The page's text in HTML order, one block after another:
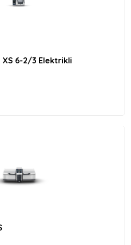
6-2/3 Elektrikli